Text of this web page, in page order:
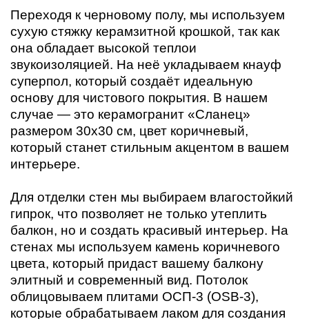
Переходя к черновому полу, мы используем
сухую стяжку керамзитной крошкой, так как
она обладает высокой теплои
звукоизоляцией. На неё укладываем кнауф
суперпол, который создаёт идеальную
основу для чистового покрытия. В нашем
случае — это керамогранит «Сланец»
размером 30х30 см, цвет коричневый,
который станет стильным акцентом в вашем
интерьере.
Для отделки стен мы выбираем влагостойкий
гипрок, что позволяет не только утеплить
балкон, но и создать красивый интерьер. На
стенах мы используем камень коричневого
цвета, который придаст вашему балкону
элитный и современный вид. Потолок
облицовываем плитами ОСП-3 (OSB-3),
которые обрабатываем лаком для создания